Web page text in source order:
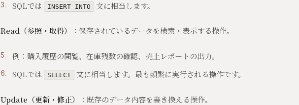
SQLでは
INSERT INTO 文に相当します。
Read（参照・取得） ：保存されているデータを検索・表示する操作。
例：購入履歴の閲覧、在庫残数の確認、売上レポートの出力。
SQLでは
SELECT 文に相当します。最も頻繁に実行される操作です。
Update（更新・修正） ：既存のデータ内容を書き換える操作。